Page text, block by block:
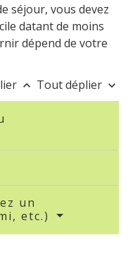
séjour, vous devez
datant de moins
dépend de votre
keyboard_arrow_up Tout déplier keyboard_arrow_down
un
etc.)